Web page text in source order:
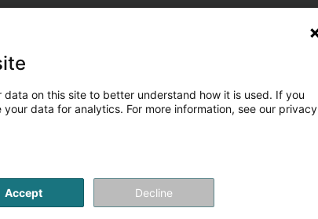
data on this site to better understand how it is used. If you
data for analytics. For more information, see our privacy
Accept Decline